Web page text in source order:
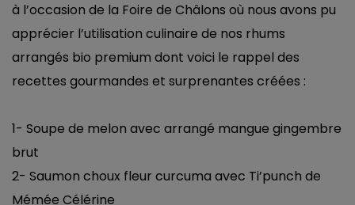
à l’occasion de la Foire de Châlons où nous avons pu
apprécier l’utilisation culinaire de nos rhums
arrangés bio premium dont voici le rappel des
recettes gourmandes et surprenantes créées :
1- Soupe de melon avec arrangé mangue gingembre
brut
2- Saumon choux fleur curcuma avec Ti’punch de
Mémée Célérine